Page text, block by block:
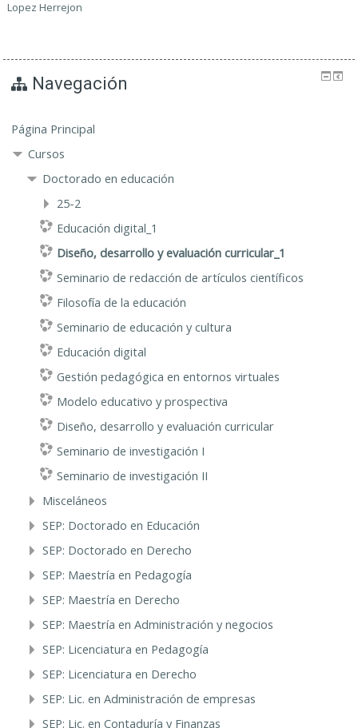
Lopez Herrejon
Navegación
Página Principal
Cursos
Doctorado en educación
25-2
Educación digital_1
Diseño, desarrollo y evaluación curricular_1
Seminario de redacción de artículos científicos
Filosofía de la educación
Seminario de educación y cultura
Educación digital
Gestión pedagógica en entornos virtuales
Modelo educativo y prospectiva
Diseño, desarrollo y evaluación curricular
Seminario de investigación I
Seminario de investigación II
Misceláneos
SEP: Doctorado en Educación
SEP: Doctorado en Derecho
SEP: Maestría en Pedagogía
SEP: Maestría en Derecho
SEP: Maestría en Administración y negocios
SEP: Licenciatura en Pedagogía
SEP: Licenciatura en Derecho
SEP: Lic. en Administración de empresas
SEP: Lic. en Contaduría y Finanzas